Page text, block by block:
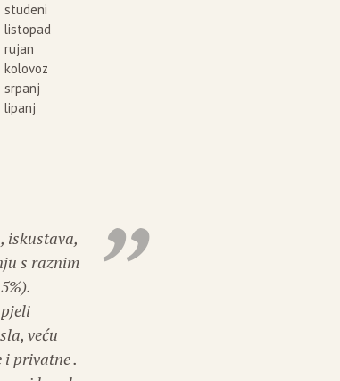
studeni
listopad
rujan
kolovoz
srpanj
lipanj
iskustava,
s raznim
veću
i privatne .